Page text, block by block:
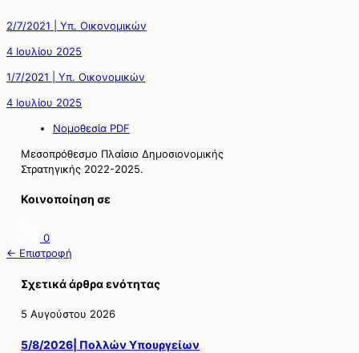
2/7/2021 | Υπ. Οικονομικών
4 Ιουλίου 2025
1/7/2021 | Υπ. Οικονομικών
4 Ιουλίου 2025
Νομοθεσία PDF
Μεσοπρόθεσμο Πλαίσιο Δημοσιονομικής
Στρατηγικής 2022-2025.
Κοινοποίηση σε
0
← Επιστροφή
Σχετικά άρθρα ενότητας
5 Αυγούστου 2026
5/8/2026| Πολλών Υπουργείων